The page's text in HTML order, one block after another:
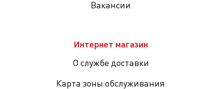
Вакансии
Интернет магазин
О службе доставки
Карта зоны обслуживания